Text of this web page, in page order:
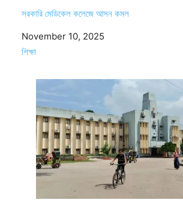
সরকারি মেডিকেল কলেজে আসন কমল
Date
November 10, 2025
In relation to
শিক্ষা